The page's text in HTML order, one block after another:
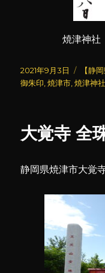
焼津神
投
稿
2021年9月3日
カ
テ
【静
御朱印 ,焼津市 ,焼津神社
大覚寺 全
静岡県焼津市大覚